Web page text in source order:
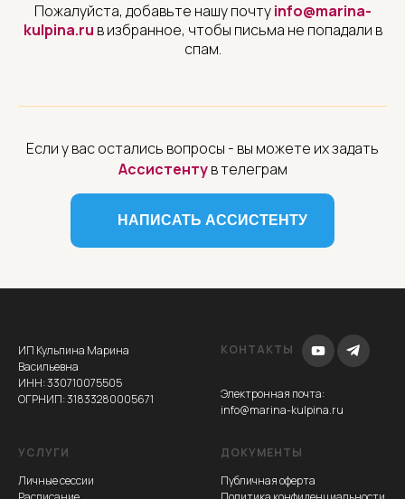
Пожалуйста, добавьте нашу почтуinfo@marina-
kulpina.ru в избранное, чтобы письма не попадали в
спам.
Если у вас остались вопросы - вы можете их задать
Ассистентув телеграм
НАПИСАТЬ АССИСТЕНТУ
ИП Кульпина Марина
Васильевна
ИНН: 330710075505
ОГРНИП: 31833280005671
КОНТАКТЫ
Электронная почта:
info@marina-kulpina.ru
УСЛУГИ
Личные сессии
ДОКУМЕНТЫ
Публичная оферта